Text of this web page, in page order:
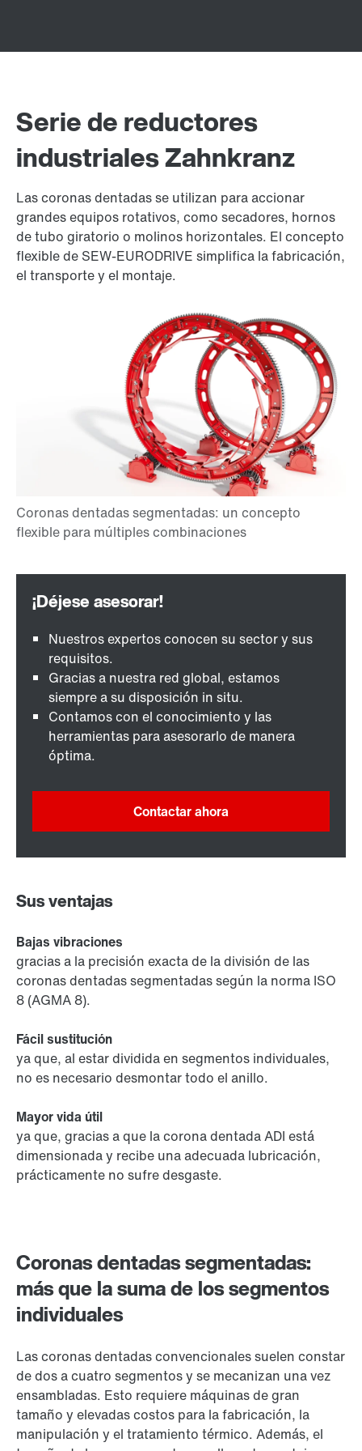
Serie de reductores
industriales Zahnkranz
Las coronas dentadas se utilizan para accionar
grandes equipos rotativos, como secadores, hornos
de tubo giratorio o molinos horizontales. El concepto
flexible de SEW-EURODRIVE simplifica la fabricación,
el transporte y el montaje.
Coronas dentadas segmentadas:
más que la suma de los segmentos
individuales
Las coronas dentadas convencionales suelen constar
de dos a cuatro segmentos y se mecanizan una vez
ensambladas. Esto requiere máquinas de gran
tamaño y elevadas costos para la fabricación, la
manipulación y el tratamiento térmico. Además, el
Nuestros expertos conocen su sector y sus
requisitos.
Gracias a nuestra red global, estamos
siempre a su disposición in situ.
Contamos con el conocimiento y las
herramientas para asesorarlo de manera
óptima.
Contactar ahora
Sus ventajas
Bajas vibraciones
gracias a la precisión exacta de la división de las
coronas dentadas segmentadas según la norma ISO
8 (AGMA 8).
Fácil sustitución
ya que, al estar dividida en segmentos individuales,
no es necesario desmontar todo el anillo.
Mayor vida útil
ya que, gracias a que la corona dentada ADI está
dimensionada y recibe una adecuada lubricación,
prácticamente no sufre desgaste.